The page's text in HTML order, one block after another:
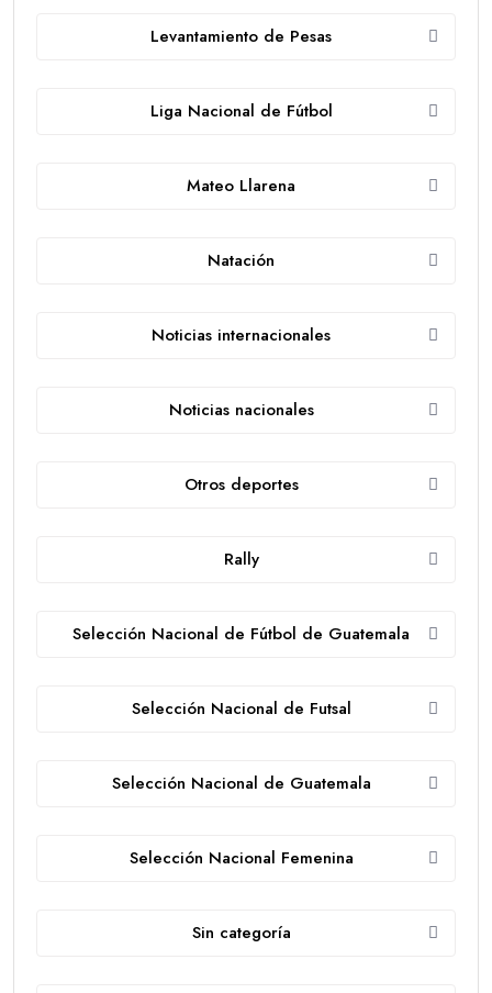
Levantamiento de Pesas
Liga Nacional de Fútbol
Mateo Llarena
Natación
Noticias internacionales
Noticias nacionales
Otros deportes
Rally
Selección Nacional de Fútbol de Guatemala
Selección Nacional de Futsal
Selección Nacional de Guatemala
Selección Nacional Femenina
Sin categoría